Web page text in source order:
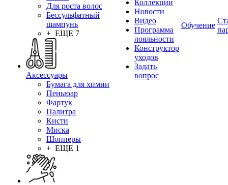
Для роста волос
Бессульфатный
шампунь
+ ЕЩЕ 7
Аксессуары
Бумага для химии
Пеньюар
Фартук
Палитра
Кисти
Миска
Шопперы
+ ЕЩЕ 1
Коллекции
Новости
Видео
Программа
лояльности
Конструктор
уходов
Задать
вопрос
Обучение